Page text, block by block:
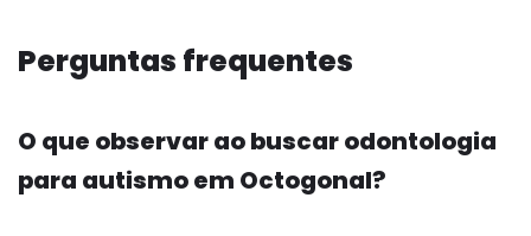
Perguntas frequentes
O que observar ao buscar odontologia
para autismo em Octogonal?